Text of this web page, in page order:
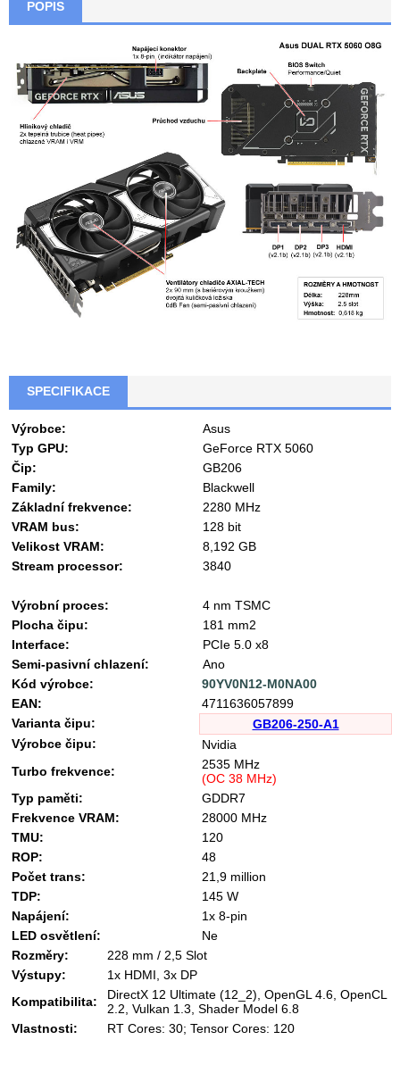
POPIS
SPECIFIKACE
Výrobce:
Asus
Typ GPU:
GeForce RTX 5060
Čip:
GB206
Family:
Blackwell
Základní frekvence:
2280 MHz
VRAM bus:
128 bit
Velikost VRAM:
8,192 GB
Stream processor:
3840
Výrobní proces:
4 nm TSMC
Plocha čipu:
181 mm2
Interface:
PCIe 5.0 x8
Semi-pasivní chlazení:
Ano
Kód výrobce:
90YV0N12-M0NA00
EAN:
4711636057899
Varianta čipu:
GB206-250-A1
Výrobce čipu:
Nvidia
Turbo frekvence:
2535 MHz
(OC 38 MHz)
Typ paměti:
GDDR7
Frekvence VRAM:
28000 MHz
TMU:
120
ROP:
48
Počet trans:
21,9 million
TDP:
145 W
Napájení:
1x 8-pin
LED osvětlení:
Ne
Rozměry:
228 mm / 2,5 Slot
Výstupy:
1x HDMI, 3x DP
Kompatibilita:
DirectX 12 Ultimate (12_2), OpenGL 4.6, OpenCL
2.2, Vulkan 1.3, Shader Model 6.8
Vlastnosti:
RT Cores: 30; Tensor Cores: 120